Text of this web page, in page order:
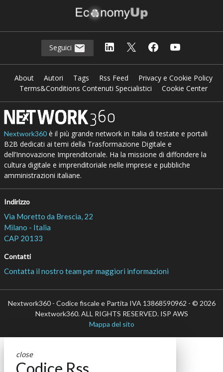
Seguici
About Autori Tags Rss Feed
Privacy e Cookie Policy
Terms&Conditions Contenuti Specialistici
Cookie Center
Nextwork360è il più grande network in Italia di testate e portali
B2B dedicati ai temi della Trasformazione Digitale e
dell’Innovazione Imprenditoriale. Ha la missione di diffondere la
cultura digitale e imprenditoriale nelle imprese e pubbliche
amministrazioni italiane.
Indirizzo
Via Moretto da Brescia, 22
Milano - Italia
CAP 20133
Contatti
Contatta il nostro team per maggiori informazioni
Nextwork360 - Codice fiscale e Partita IVA 13868590962 - © 2026
Nextwork360. ALL RIGHTS RESERVED. ISP AWS
Mappa del sito
close